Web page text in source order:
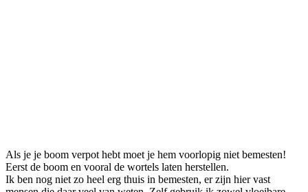
Als je je boom verpot hebt moet je hem voorlopig niet bemesten!
Eerst de boom en vooral de wortels laten herstellen.
Ik ben nog niet zo heel erg thuis in bemesten, er zijn hier vast